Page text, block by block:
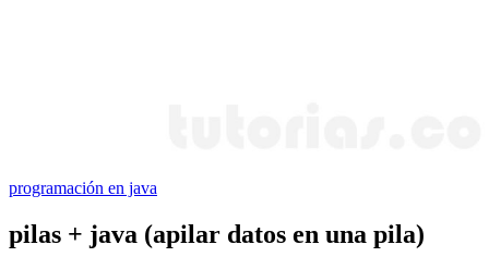
programación en java
pilas + java (apilar datos en una pila)